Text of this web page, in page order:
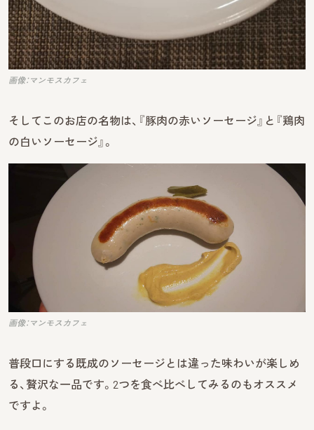
画像：マンモスカフェ
そしてこのお店の名物は、『豚肉の赤いソーセージ』と『鶏肉
の白いソーセージ』。
画像：マンモスカフェ
普段口にする既成のソーセージとは違った味わいが楽しめ
る、贅沢な一品です。2つを食べ比べしてみるのもオススメ
ですよ。